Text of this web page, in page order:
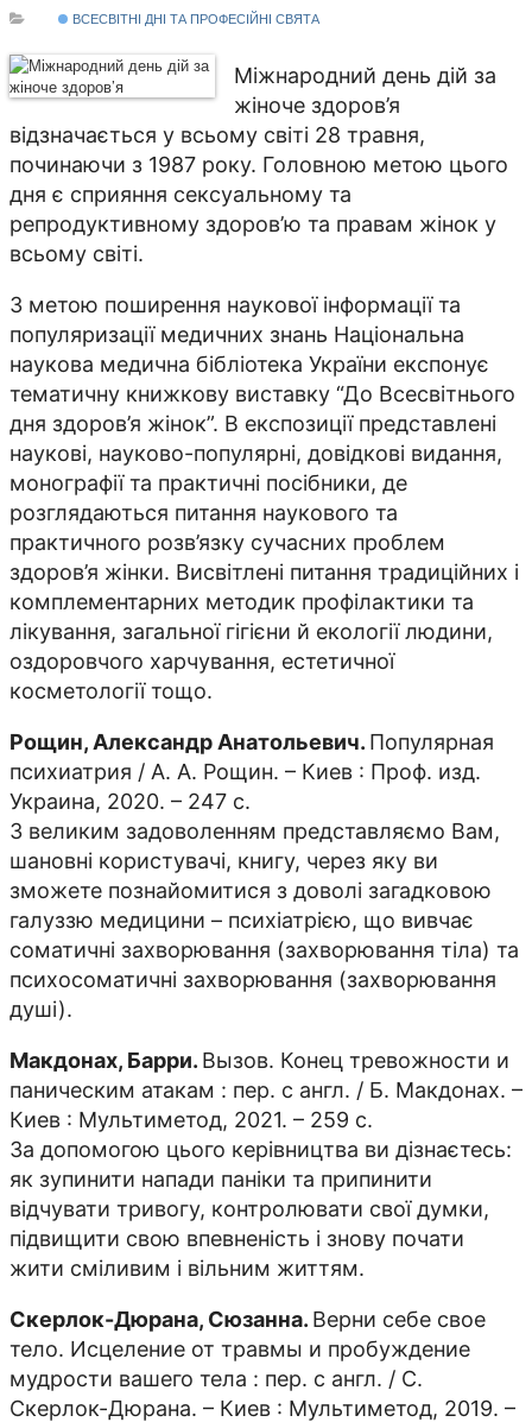
ВСЕСВІТНІ ДНІ ТА ПРОФЕСІЙНІ СВЯТА
Міжнародний день дій за
жіноче здоров’я
відзначається у всьому світі 28 травня,
починаючи з 1987 року. Головною метою цього
дня є сприяння сексуальному та
репродуктивному здоров’ю та правам жінок у
всьому світі.
З метою поширення наукової інформації та
популяризації медичних знань Національна
наукова медична бібліотека України експонує
тематичну книжкову виставку “До Всесвітнього
дня здоров’я жінок”. В експозиції представлені
наукові, науково-популярні, довідкові видання,
монографії та практичні посібники, де
розглядаються питання наукового та
практичного розв’язку сучасних проблем
здоров’я жінки. Висвітлені питання традиційних і
комплементарних методик профілактики та
лікування, загальної гігієни й екології людини,
оздоровчого харчування, естетичної
косметології тощо.
Рощин, Александр Анатольевич. Популярная
психиатрия / А. А. Рощин. – Киев : Проф. изд.
Украина, 2020. – 247 с.
З великим задоволенням представляємо Вам,
шановні користувачі, книгу, через яку ви
зможете познайомитися з доволі загадковою
галуззю медицини – психіатрією, що вивчає
соматичні захворювання (захворювання тіла) та
психосоматичні захворювання (захворювання
душі).
Макдонах, Барри. Вызов. Конец тревожности и
паническим атакам : пер. с англ. / Б. Макдонах. –
Киев : Мультиметод, 2021. – 259 с.
За допомогою цього керівництва ви дізнаєтесь:
як зупинити напади паніки та припинити
відчувати тривогу, контролювати свої думки,
підвищити свою впевненість і знову почати
жити сміливим і вільним життям.
Скерлок-Дюрана, Сюзанна. Верни себе свое
тело. Исцеление от травмы и пробуждение
мудрости вашего тела : пер. с англ. / С.
Скерлок-Дюрана. – Киев : Мультиметод, 2019. –